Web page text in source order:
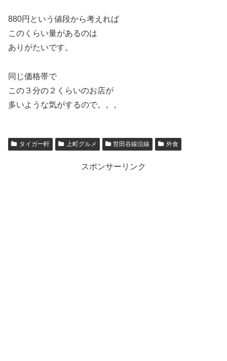
880円という値段から考えれば
このくらい量があるのは
ありがたいです。
同じ価格帯で
この３分の２くらいのお店が
多いような気がするので。。。
タイガー軒 上町グルメ 世田谷線沿線 外食
スポンサーリンク